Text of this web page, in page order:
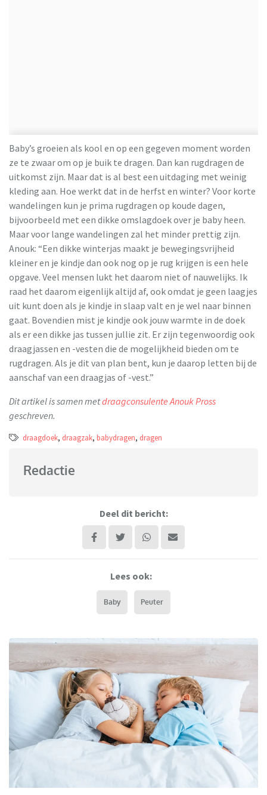
Baby’s groeien als kool en op een gegeven moment worden
ze te zwaar om op je buik te dragen. Dan kan rugdragen de
uitkomst zijn. Maar dat is al best een uitdaging met weinig
kleding aan. Hoe werkt dat in de herfst en winter? Voor korte
wandelingen kun je prima rugdragen op koude dagen,
bijvoorbeeld met een dikke omslagdoek over je baby heen.
Maar voor lange wandelingen zal het minder prettig zijn.
Anouk: “Een dikke winterjas maakt je bewegingsvrijheid
kleiner en je kindje dan ook nog op je rug krijgen is een hele
opgave. Veel mensen lukt het daarom niet of nauwelijks. Ik
raad het daarom eigenlijk altijd af, ook omdat je geen laagjes
uit kunt doen als je kindje in slaap valt en je wel naar binnen
gaat. Bovendien mist je kindje ook jouw warmte in de doek
als er een dikke jas tussen jullie zit. Er zijn tegenwoordig ook
draagjassen en -vesten die de mogelijkheid bieden om te
rugdragen. Als je dit van plan bent, kun je daarop letten bij de
aanschaf van een draagjas of -vest.”
Dit artikel is samen metdraagconsulente Anouk Pross
geschreven.
draagdoek, draagzak, babydragen, dragen
Redactie
Deel dit bericht:
Lees ook:
Baby Peuter
HBeds